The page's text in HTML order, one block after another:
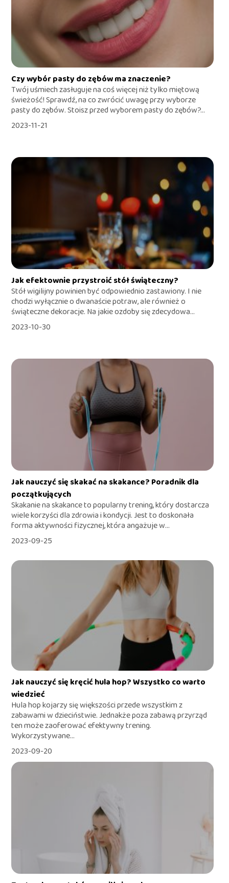
Czy wybór pasty do zębów ma znaczenie?
Twój uśmiech zasługuje na coś więcej niż tylko miętową
świeżość! Sprawdź, na co zwrócić uwagę przy wyborze
pasty do zębów. Stoisz przed wyborem pasty do zębów?...
2023-11-21
Jak efektownie przystroić stół świąteczny?
Stół wigilijny powinien być odpowiednio zastawiony. I nie
chodzi wyłącznie o dwanaście potraw, ale również o
świąteczne dekoracje. Na jakie ozdoby się zdecydowa...
2023-10-30
Jak nauczyć się skakać na skakance? Poradnik dla
początkujących
Skakanie na skakance to popularny trening, który dostarcza
wiele korzyści dla zdrowia i kondycji. Jest to doskonała
forma aktywności fizycznej, która angażuje w...
2023-09-25
Jak nauczyć się kręcić hula hop? Wszystko co warto
wiedzieć
Hula hop kojarzy się większości przede wszystkim z
zabawami w dzieciństwie. Jednakże poza zabawą przyrząd
ten może zaoferować efektywny trening.
Wykorzystywane...
2023-09-20